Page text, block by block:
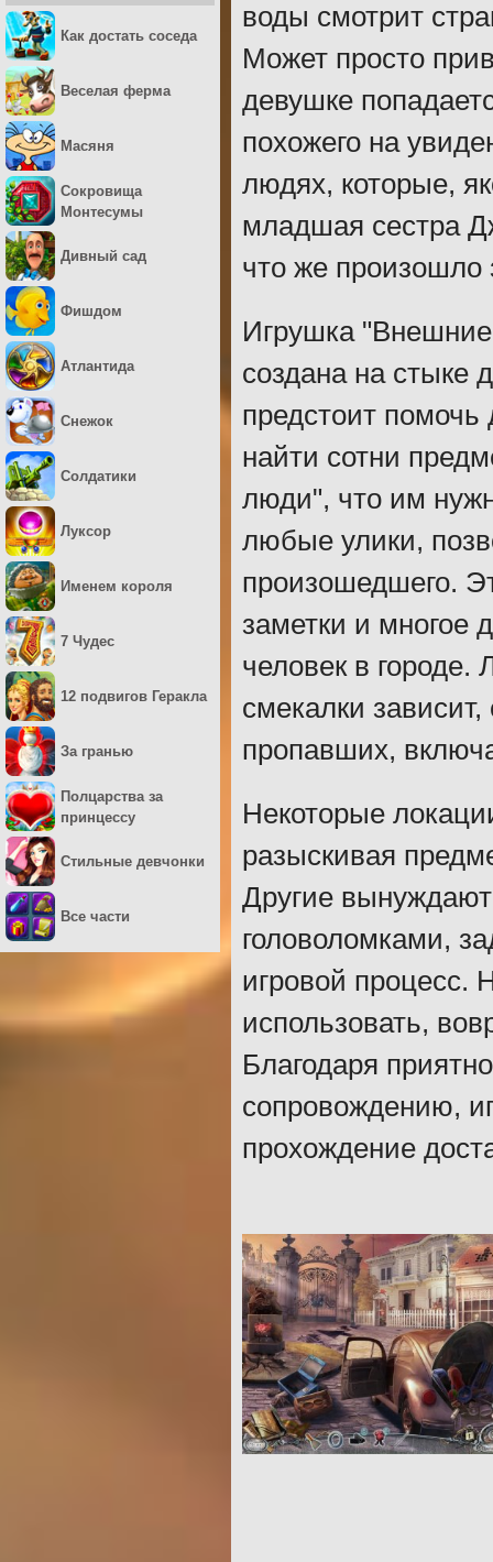
воды смотрит
Может просто
девушке
похожего на
людях, которые,
младшая сестра
что же произошло
Игрушка
создана на стыке
предстоит
найти сотни
люди", что им
любые улики,
произошедшего.
заметки и многое
человек в
смекалки
пропавших,
Некоторые
разыскивая
Другие
головоломками,
игровой процесс.
использовать,
Благодаря
сопровождению,
прохождение
Как достать соседа
Веселая ферма
Масяня
Сокровища
Монтесумы
Дивный сад
Фишдом
Атлантида
Снежок
Солдатики
Луксор
Именем короля
7 Чудес
12 подвигов Геракла
За гранью
Полцарства за
принцессу
Стильные девчонки
Все части